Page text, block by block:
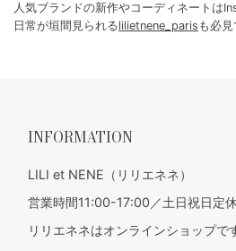
人気ブランドの新作やコーディネートは
日常が垣間見られるlilietnene_paris も必見
INFORMATION
LILI et NENE（リリエネネ）
営業時間11:00-17:00／土日祝日定
リリエネネはオンラインショップで